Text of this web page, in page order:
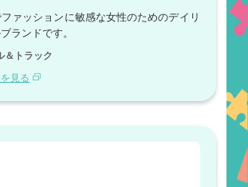
ァッションに敏感な女性のためのデイリ
ランドです。
＆トラック
見る